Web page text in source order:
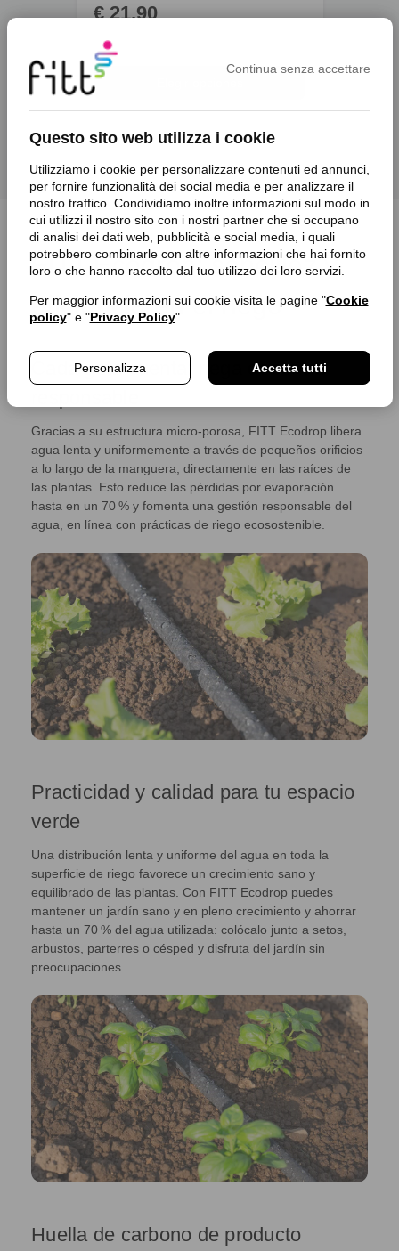
Continua senza accettare
Questo sito web utilizza i cookie
Utilizziamo i cookie per personalizzare contenuti ed annunci,
per fornire funzionalità dei social media e per analizzare il
nostro traffico. Condividiamo inoltre informazioni sul modo in
cui utilizzi il nostro sito con i nostri partner che si occupano
di analisi dei dati web, pubblicità e social media, i quali
potrebbero combinarle con altre informazioni che hai fornito
loro o che hanno raccolto dal tuo utilizzo dei loro servizi.
Per maggior informazioni sui cookie visita le pagine "Cookie
policy" e "Privacy Policy".
Personalizza Accetta tutti
€ 21,90 De
FITT Ecodrop: sencillez y
eficiencia en el riego
Cada gota cuenta: riega de forma
Gracias a su estructura micro‑porosa, FITT Ecodrop libera
agua lenta y uniformemente a través de pequeños orificios
a lo largo de la manguera, directamente en las raíces de
las plantas. Esto reduce las pérdidas por evaporación
hasta en un 70 % y fomenta una gestión responsable del
agua, en línea con prácticas de riego ecosostenible.
Practicidad y calidad para tu espacio
verde
Una distribución lenta y uniforme del agua en toda la
superficie de riego favorece un crecimiento sano y
equilibrado de las plantas. Con FITT Ecodrop puedes
mantener un jardín sano y en pleno crecimiento y ahorrar
hasta un 70 % del agua utilizada: colócalo junto a setos,
arbustos, parterres o césped y disfruta del jardín sin
preocupaciones.
Huella de carbono de producto